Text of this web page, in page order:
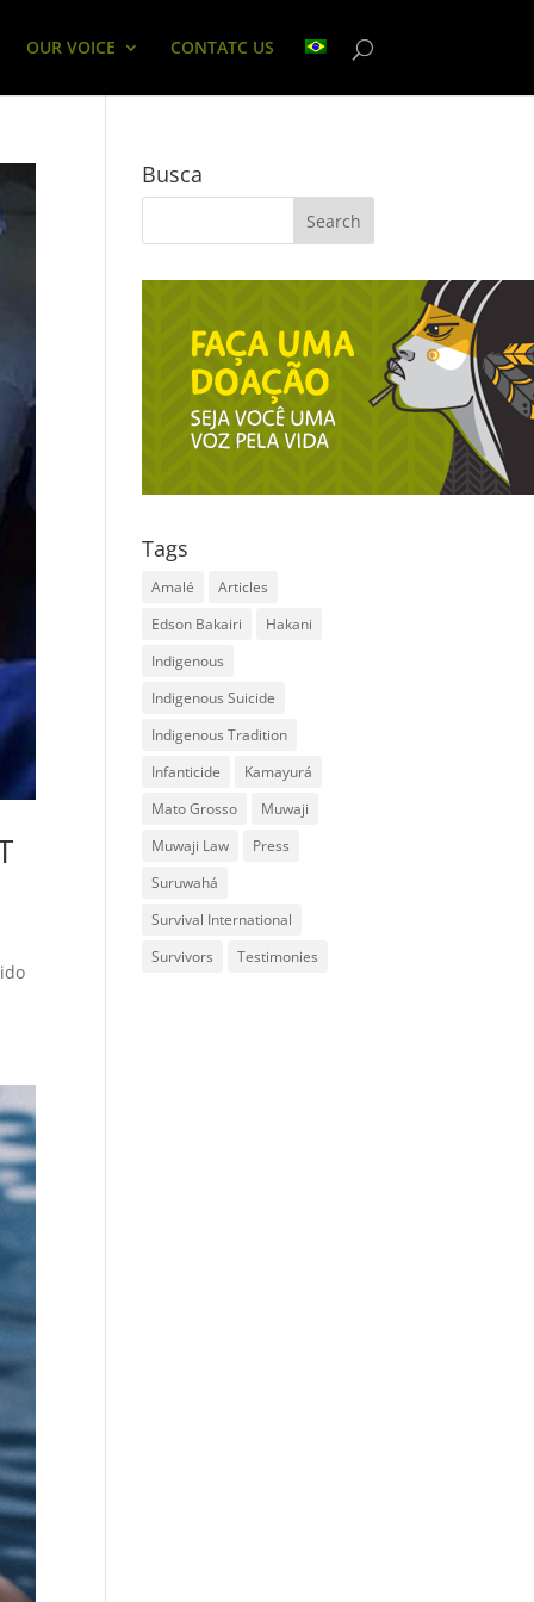
OUR VOICE CONTATC US
Busca
Tags
Amalé
Articles
Edson Bakairi
Hakani
Indigenous
Indigenous Suicide
Indigenous Tradition
Infanticide
Kamayurá
Mato Grosso
Muwaji
Muwaji Law
Press
Suruwahá
Survival International
Survivors
Testimonies